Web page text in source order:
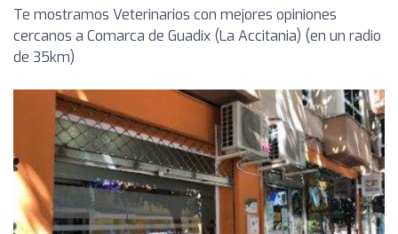
Te mostramos Veterinarios con mejores opiniones
cercanos a Comarca de Guadix (La Accitania) (en un radio
de 35km)